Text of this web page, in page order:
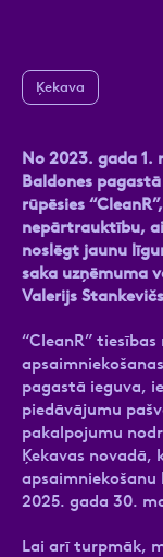
Ķekava
No 2023. gada 1.
Baldones
rūpēsies
nepārtrauktību,
noslēgt jaunu
saka uzņēmuma
Valerijs
“CleanR”
pagastā ieguva,
piedāvājumu
pakalpojumu
Ķekavas novadā,
apsaimniekošanu
2025. gada 30.
Lai arī turpmāk,